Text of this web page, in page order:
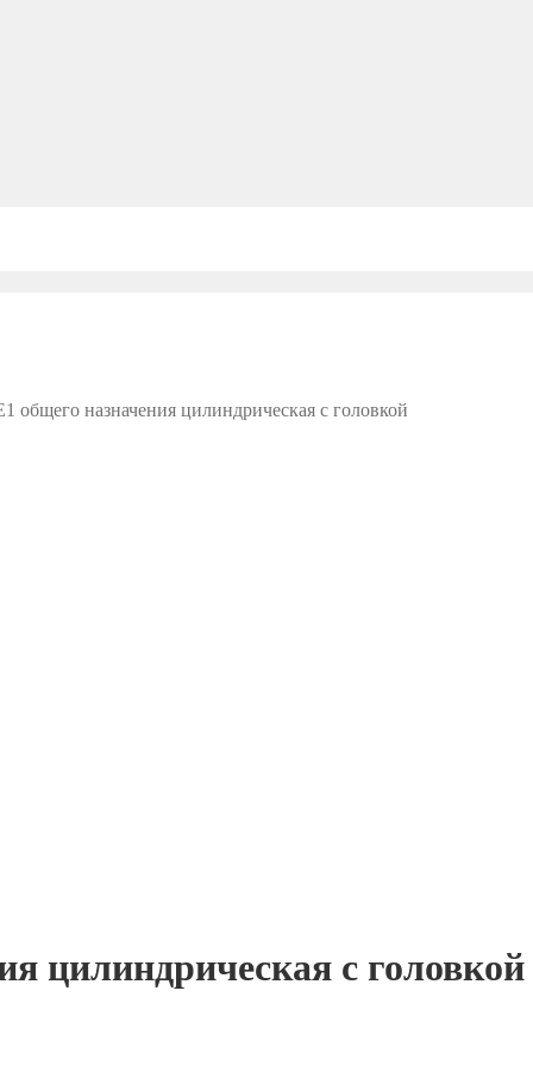
общего назначения цилиндрическая с головкой
цилиндрическая с головкой